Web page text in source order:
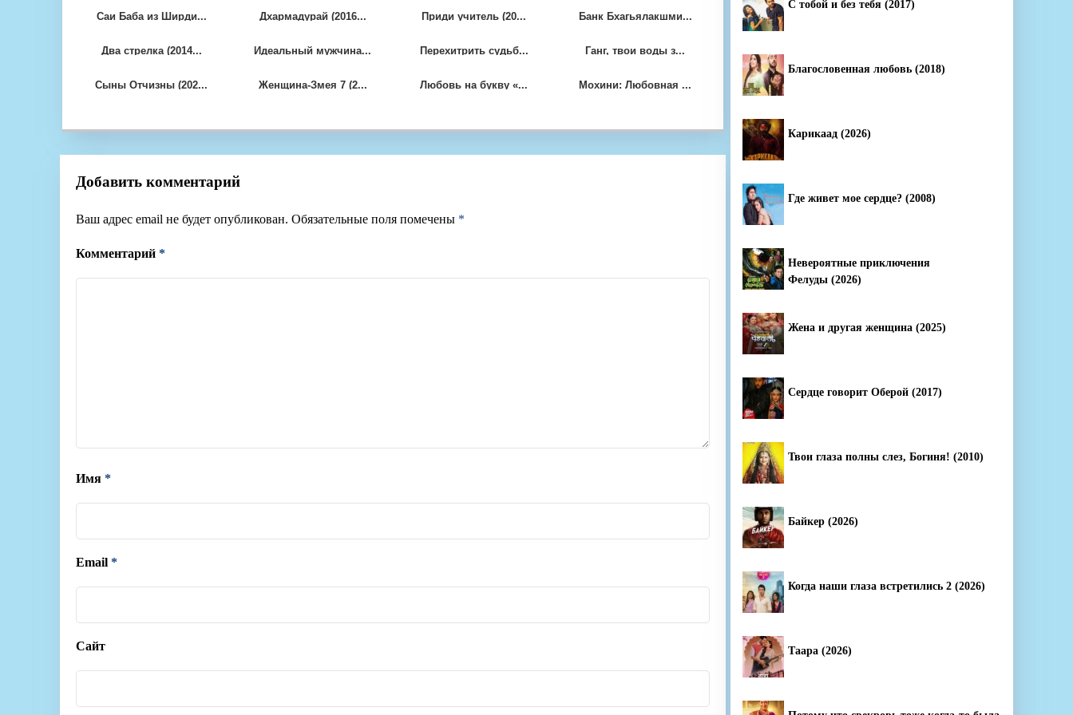
Саи Баба из Ширди... Дхармадурай (2016... Приди учитель (20... Банк Бхагьялакшми...
Два стрелка (2014... Идеальный мужчина... Перехитрить судьб... Ганг, твои воды з...
Сыны Отчизны (202... Женщина-Змея 7 (2... Любовь на букву «... Мохини: Любовная ...
Добавить комментарий
Ваш адрес email не будет опубликован. Обязательные поля помечены *
Комментарий *
Имя *
Email *
Сайт
С тобой и без тебя (2017)
Благословенная любовь (2018)
Карикаад (2026)
Где живет мое сердце? (2008)
Невероятные приключения
Фелуды (2026)
Жена и другая женщина (2025)
Сердце говорит Оберой (2017)
Твои глаза полны слез, Богиня! (2010)
Байкер (2026)
Когда наши глаза встретились 2 (2026)
Таара (2026)